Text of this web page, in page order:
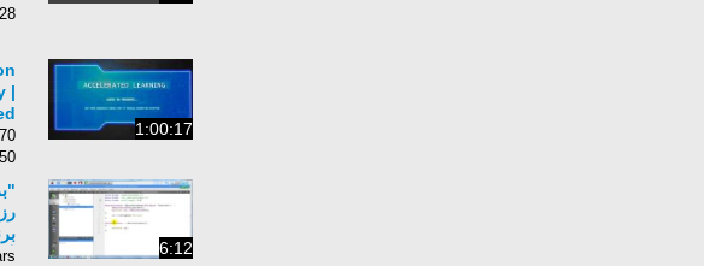
1428
1:00:17
|
1650
6:12